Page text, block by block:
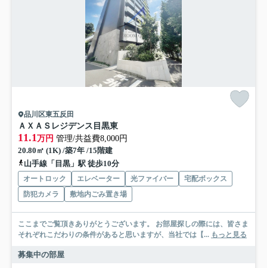
品川区東五反田
ＡＸＡＳレジデンス目黒東
11.1万円 管理/共益費8,000円
20.80㎡ (1K) /築7年 /15階建
山手線「目黒」駅 徒歩10分
オートロック エレベーター 光ファイバー
宅配ボックス
防犯カメラ
敷地内ごみ置き場
ここまでご覧頂きありがとうございます。 お部屋探しの際には、皆さま
それぞれこだわりの条件があると思いますが、当社では【... もっと見る
募集中の部屋